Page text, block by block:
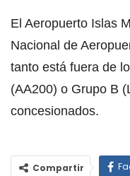
El Aeropuerto Islas
Nacional de
tanto está fuera de
(AA200) o Grupo B
concesionados.
Compartir